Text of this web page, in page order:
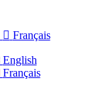
 Français
English
Français